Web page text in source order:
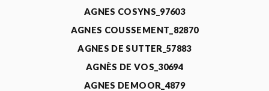
AGNES COSYNS_97603
AGNES COUSSEMENT_82870
AGNES DE SUTTER_57883
AGNÈS DE VOS_30694
AGNES DEMOOR_4879